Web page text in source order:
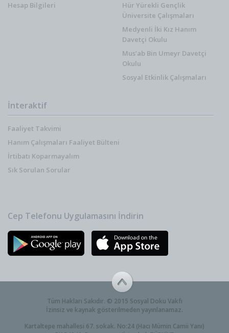
Hesap Bilgileri
Hür Yürekli Gençlik
Üniversite Çalışmaları
Medyenli İki Kız Hanım
Davetçi Okulu
Mus’ab Bin Umeyr Davetçi
Okulu
Sosyal Etkinlik Çalışmaları
İnteraktif
Faaliyet Takvimi
Hanım Çalışmaları Faaliyet Bülteni
İrtibatı Koparmayalım
Sık Sorulan Sorular
Cep Telefonu Uygulamasını İndirin
Tüm Hakları Sakıdır. © 2015 Sosyal Doku Vakfı
İzinsiz ve kaynak gösterilmeden yayınlanamaz.
Kartaltepe mahallesi 67. sokak. No:24 (Hacı Mümin Camii Yanı)